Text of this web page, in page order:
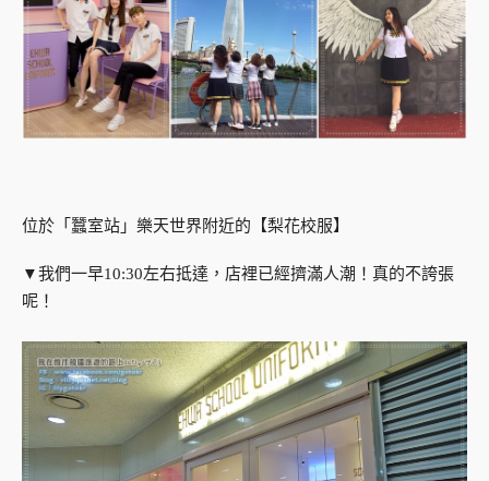
位於「蠶室站」樂天世界附近的【梨花校服】
▼我們一早10:30左右抵達，店裡已經擠滿人潮！真的不誇張
呢！